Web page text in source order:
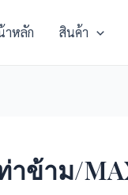
าหลัก สินค้า
ข้าม/